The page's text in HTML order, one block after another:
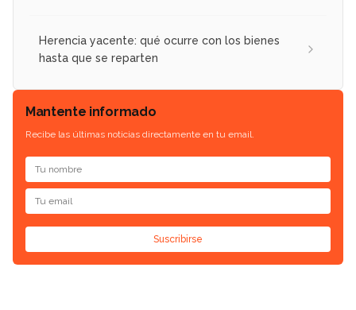
Herencia yacente: qué ocurre con los bienes
hasta que se reparten
Mantente informado
Recibe las últimas noticias directamente en tu email.
Suscribirse